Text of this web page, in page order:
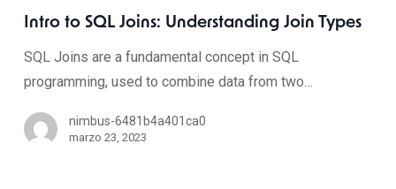
Intro to SQL Joins: Understanding Join Types
SQL Joins are a fundamental concept in SQL
programming, used to combine data from two…
nimbus-6481b4a401ca0
marzo 23, 2023